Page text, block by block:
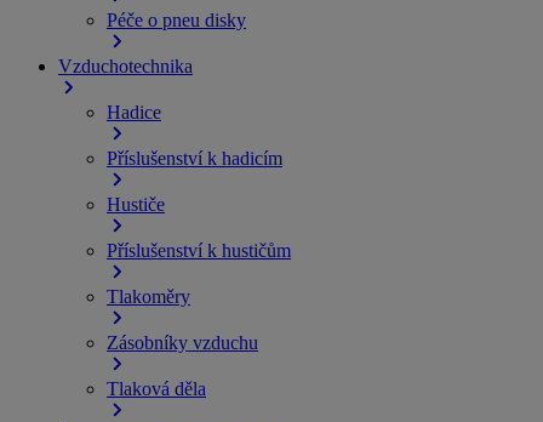
Péče o pneu disky
Vzduchotechnika
Hadice
Příslušenství k hadicím
Hustiče
Příslušenství k hustičům
Tlakoměry
Zásobníky vzduchu
Tlaková děla